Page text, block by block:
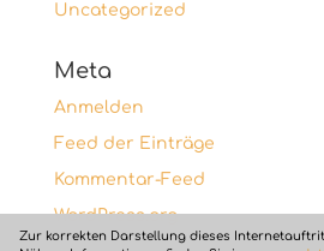
Uncategorized
Meta
Anmelden
Feed der Einträge
Kommentar-Feed
WordPress.org
Zur korrekten Darstellung dieses